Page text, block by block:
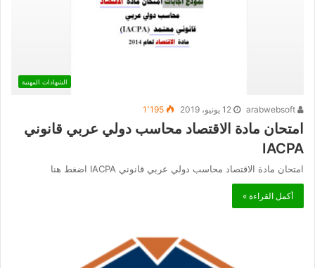
الشهادات المهنية
12 يونيو، 2019 1٬195
امتحان مادة الاقتصاد محاسب دولي عربي قانوني
IACPA
امتحان مادة الاقتصاد محاسب دولي عربي قانوني IACPA اضغط هنا
أكمل القراءة »